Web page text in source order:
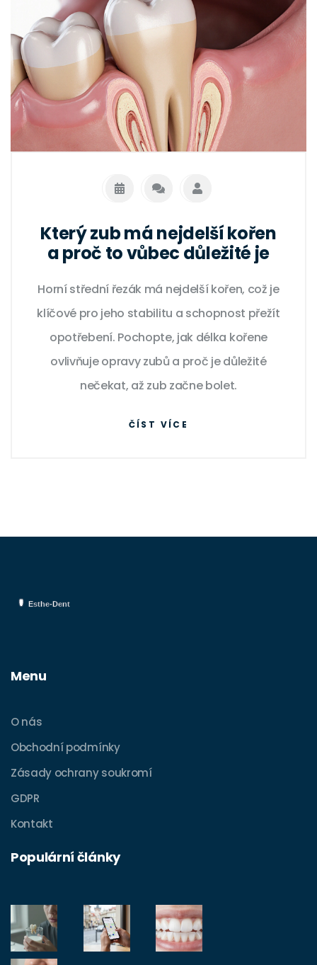
Který zub má nejdelší kořen
a proč to vůbec důležité je
Horní střední řezák má nejdelší kořen, což je
klíčové pro jeho stabilitu a schopnost přežít
opotřebení. Pochopte, jak délka kořene
ovlivňuje opravy zubů a proč je důležité
nečekat, až zub začne bolet.
ČÍST VÍCE
Menu
O nás
Obchodní podmínky
Zásady ochrany soukromí
GDPR
Kontakt
Populární články